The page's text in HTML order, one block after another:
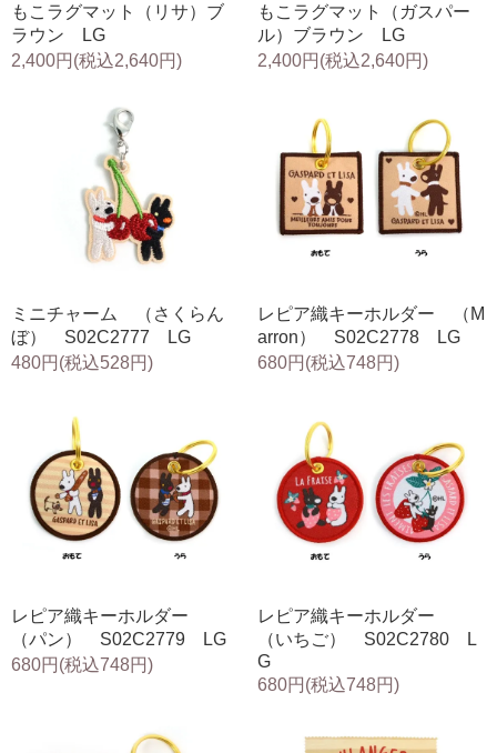
もこラグマット（リサ）ブ
ラウン LG
2,400円(税込2,640円)
もこラグマット（ガスパー
ル）ブラウン LG
2,400円(税込2,640円)
ミニチャーム （さくらん
ぼ） S02C2777 LG
480円(税込528円)
レピア織キーホルダー （M
arron） S02C2778 LG
680円(税込748円)
レピア織キーホルダー
（パン） S02C2779 LG
680円(税込748円)
レピア織キーホルダー
（いちご） S02C2780 L
G
680円(税込748円)